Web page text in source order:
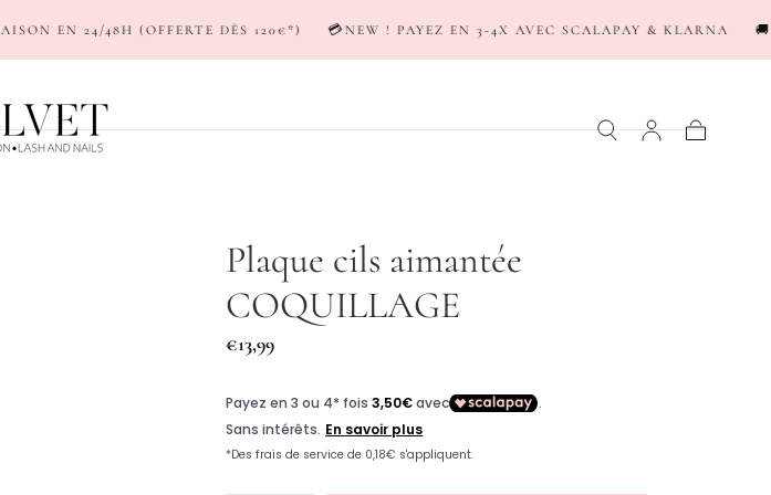
DÈS 120€*) 💳NEW ! PAYEZ EN 3-4X AVEC SCALAPAY & KLARNA 🚚LIVRAISON EN
Plaque cils aimantée
COQUILLAGE
Prix
€13,99